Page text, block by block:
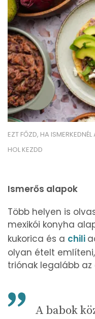
EZT FŐZD, HA
HOL KEZDD
Ismerős alapok
Több helyen is
mexikói konyha
kukorica és a chili
olyan ételt
triónak legalább
A babok